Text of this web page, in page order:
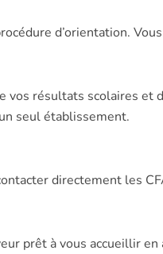
d’orientation.
vos résultats scolaires
seul établissement.
directement les
prêt à vous accueillir